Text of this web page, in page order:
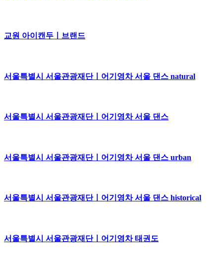
교원 아이캔두ㅣ브랜드
서울특별시 서울관광재단ㅣ어기영차 서울 댄스 natural
서울특별시 서울관광재단ㅣ어기영차 서울 댄스
서울특별시 서울관광재단ㅣ어기영차 서울 댄스 urban
서울특별시 서울관광재단ㅣ어기영차 서울 댄스 historical
서울특별시 서울관광재단ㅣ어기영차 태권도